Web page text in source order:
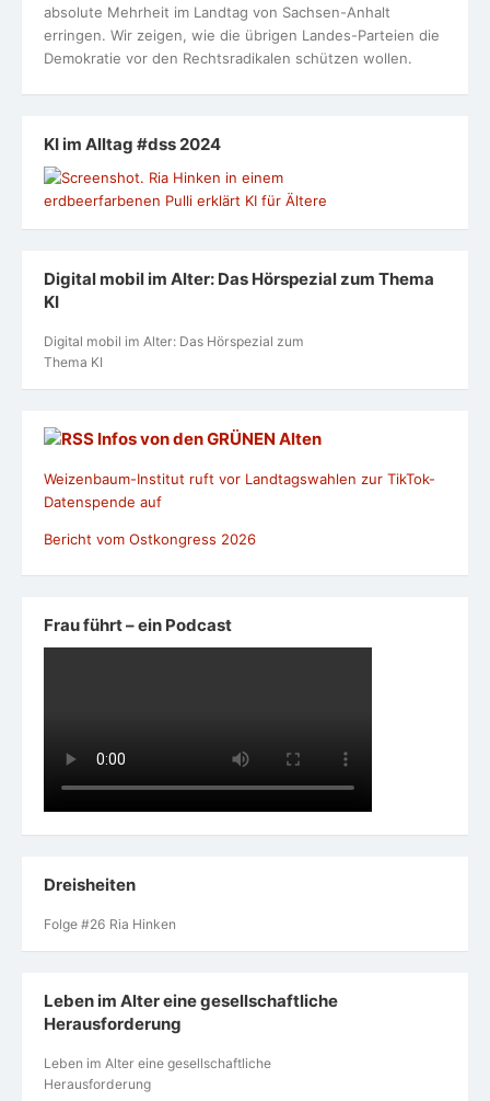
absolute Mehrheit im Landtag von Sachsen-Anhalt
erringen. Wir zeigen, wie die übrigen Landes-Parteien die
Demokratie vor den Rechtsradikalen schützen wollen.
KI im Alltag #dss 2024
Digital mobil im Alter: Das Hörspezial zum Thema
KI
Digital mobil im Alter: Das Hörspezial zum
Thema KI
Infos von den GRÜNEN Alten
Weizenbaum-Institut ruft vor Landtagswahlen zur TikTok-
Datenspende auf
Bericht vom Ostkongress 2026
Frau führt – ein Podcast
Dreisheiten
Folge #26 Ria Hinken
Leben im Alter eine gesellschaftliche
Herausforderung
Leben im Alter eine gesellschaftliche
Herausforderung